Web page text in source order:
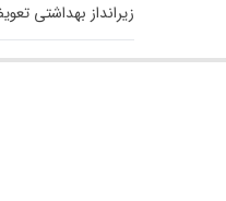
زیرانداز بهداشتی تعویض پوشک